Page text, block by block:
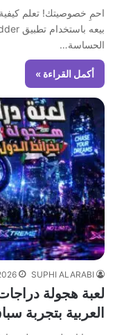
احمِ خصوصيتك! تعلم
الحساسة…
أكمل القراءة »
SUPHI ALARABI
لعبة هجولة
العربية بتجربة